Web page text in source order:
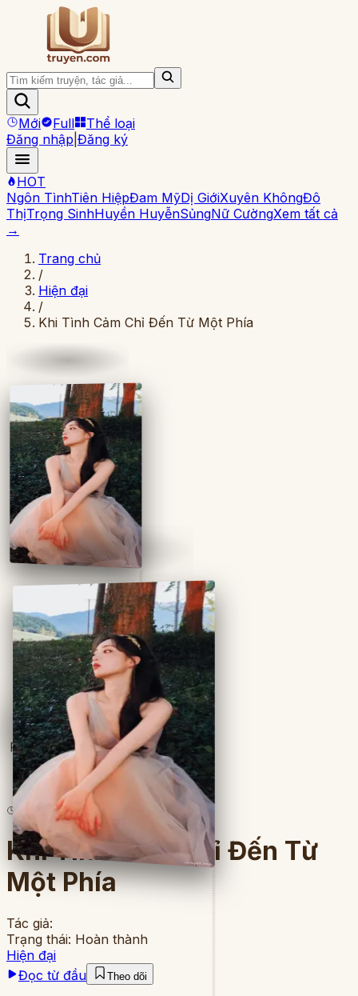
Mới Full
Thể loại
Đăng nhập Đăng ký
HOT
Ngôn TìnhTiên HiệpĐam MỹDị GiớiXuyên KhôngĐô
ThịTrọng SinhHuyền HuyễnSủngNữ CườngXem tất cả
→
Trang chủ
/
Hiện đại
/
Khi Tình Cảm Chỉ Đến Từ Một Phía
Full
11lượt đọc· 4chương
Khi Tình Cảm Chỉ Đến Từ
Một Phía
Tác giả:
Trạng thái: Hoàn thành
Hiện đại
Đọc từ đầu
Theo dõi